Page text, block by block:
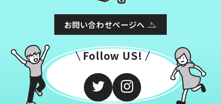
お問い合わせページへ
Follow US!